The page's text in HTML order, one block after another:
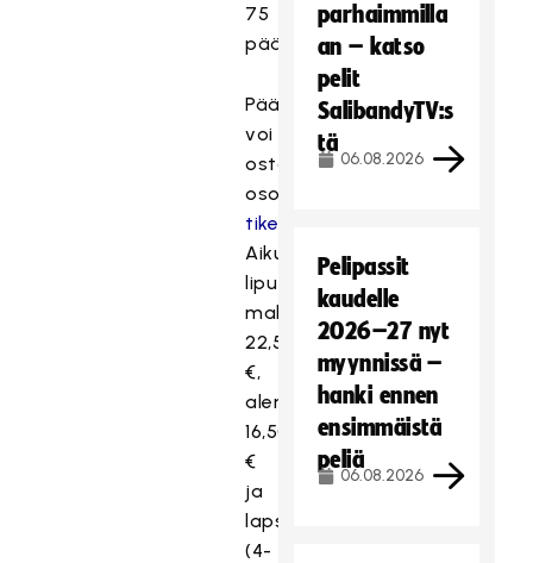
75
pääsylippua.
Pääsylippuja
voi
ostaa
osoitteesta
tiketti.fi
Aikuisten
liput
maksavat
22,50
€,
alennusryhmät
16,50
€
ja
lapset
(4-
parhaimmilla
an – katso
pelit
SalibandyTV:s
tä
06.08.2026
Pelipassit
kaudelle
2026–27 nyt
myynnissä –
hanki ennen
ensimmäistä
peliä
06.08.2026